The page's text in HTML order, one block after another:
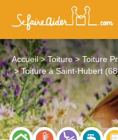
Accueil Toiture
Toiture
Toiture à Saint-Hubert